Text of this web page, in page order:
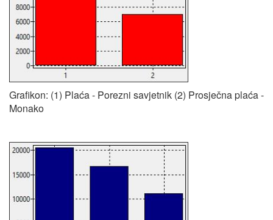
Grafikon: (1) Plaća - Porezni savjetnik (2) Prosječna plaća -
Monako